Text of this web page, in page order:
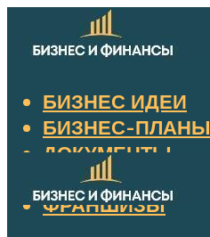
БИЗНЕС ИДЕИ
БИЗНЕС-ПЛАНЫ
ДОКУМЕНТЫ
НАЛОГИ
ФРАНШИЗЫ